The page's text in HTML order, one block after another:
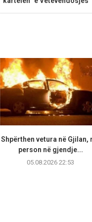
Shpërthen vetura në Gjilan,
person në gjendje...
05.08.2026 22:53